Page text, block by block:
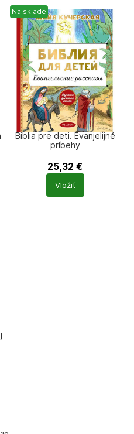
Na sklade
Biblia pre deti. Evanjelijné
príbehy
25,32 €
Počet
produktů
Vložiť